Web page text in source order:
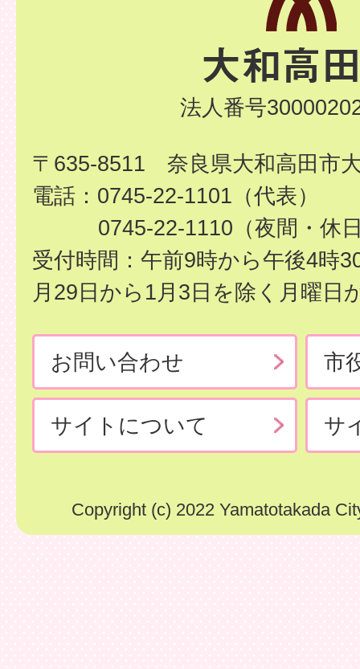
法人番号
〒635-8511 奈良県大和高田市
電話：0745-22-1101（代表）
0745-22-1110（夜間・休
受付時間：午前9時から午後4時
月29日から1月3日を除く月曜日
お問い合わせ 市
サイトについて サ
Copyright (c) 2022 Yamatotakada